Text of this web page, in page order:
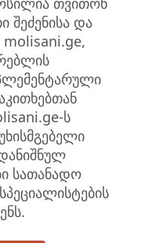
ნაწლავში
დროული
+ ექიმის
მოლისანის 4
ეფექტური და
ორჯერ. მოლისანის
შეძენისა და
molisani.ge,
ს
სათანადო